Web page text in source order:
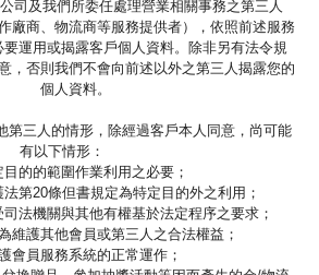
及我們所委任處理營業相關事務之第三人
廠商、物流商等服務提供者），依照前述服務
運用或揭露客戶個人資料。除非另有法令規
，否則我們不會向前述以外之第三人揭露您的
個人資料。
第三人的情形，除經過客戶本人同意，尚可能
有以下情形：
目的的範圍作業利用之必要；
第20條但書規定為特定目的外之利用；
法機關與其他有權基於法定程序之要求；
維護其他會員或第三人之合法權益；
會員服務系統的正常運作；